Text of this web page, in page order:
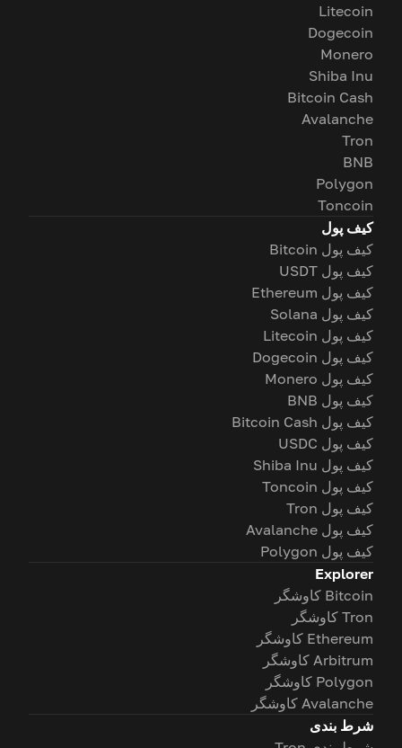
Litecoin
Dogecoin
Monero
Shiba Inu
Bitcoin Cash
Avalanche
Tron
BNB
Polygon
Toncoin
کیف پول
کیف پول Bitcoin
کیف پول USDT
کیف پول Ethereum
کیف پول Solana
کیف پول Litecoin
کیف پول Dogecoin
کیف پول Monero
کیف پول BNB
کیف پول Bitcoin Cash
کیف پول USDC
کیف پول Shiba Inu
کیف پول Toncoin
کیف پول Tron
کیف پول Avalanche
کیف پول Polygon
Explorer
Bitcoin کاوشگر
Tron کاوشگر
Ethereum کاوشگر
Arbitrum کاوشگر
Polygon کاوشگر
Avalanche کاوشگر
شرط بندی